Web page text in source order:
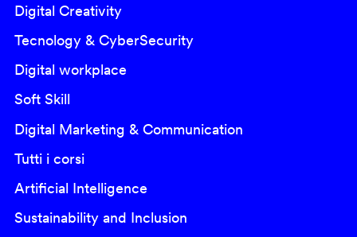
Digital Creativity
Tecnology & CyberSecurity
Digital workplace
Soft Skill
Digital Marketing & Communication
Tutti i corsi
Artificial Intelligence
Sustainability and Inclusion